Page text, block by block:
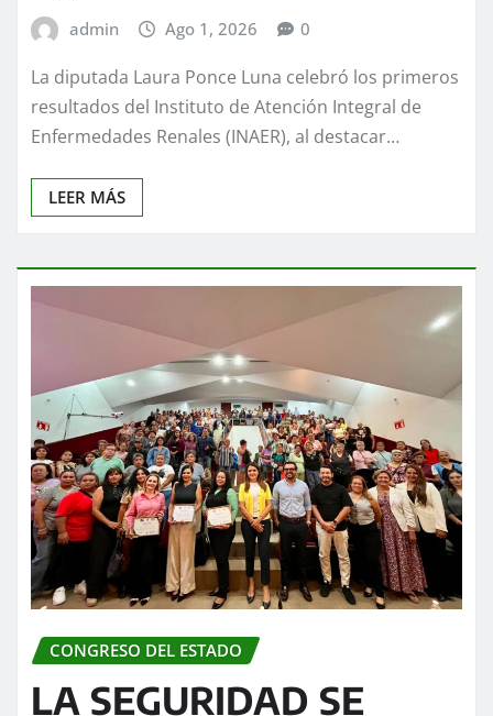
admin Ago 1, 2026 0
La diputada Laura Ponce Luna celebró los primeros
resultados del Instituto de Atención Integral de
Enfermedades Renales (INAER), al destacar…
LEER MÁS
CONGRESO DEL ESTADO
LA SEGURIDAD SE